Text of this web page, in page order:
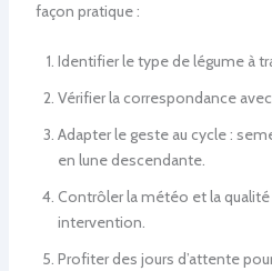
façon pratique :
Identifier le type de légume à
Vérifier la correspondance
Adapter le geste au cycle :
en lune descendante.
Contrôler la météo et la
intervention.
Profiter des jours d’attente